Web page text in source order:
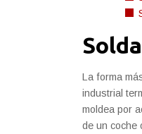
La forma
industrial
moldea por
de un coche